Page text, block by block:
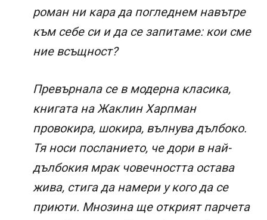
роман ни кара да погледнем навътре
към себе си и да се запитаме: кои сме
ние всъщност?
Превърнала се в модерна класика,
книгата на Жаклин Харпман
провокира, шокира, вълнува дълбоко.
Тя носи посланието, че дори в най-
дълбокия мрак човечността остава
жива, стига да намери у кого да се
приюти. Мнозина ще открият парчета